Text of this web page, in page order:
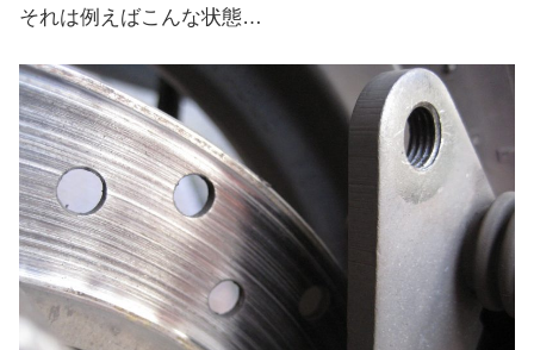
それは例えばこんな状態…